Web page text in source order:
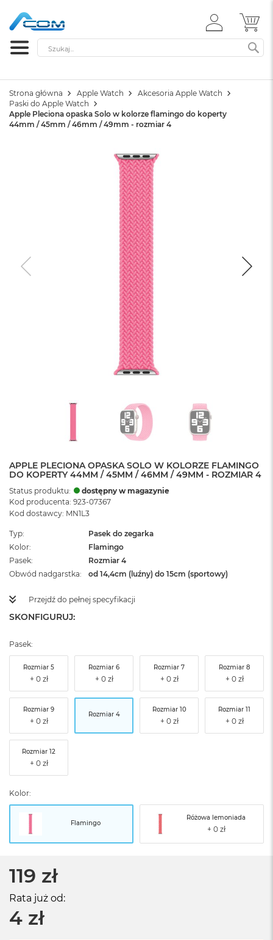
ZALOGUJ
SIĘ
Szukaj
Strona główna Apple Watch
Akcesoria Apple Watch
Paski do Apple Watch
Apple Pleciona opaska Solo w kolorze flamingo do koperty
44mm / 45mm / 46mm / 49mm - rozmiar 4
APPLE PLECIONA OPASKA SOLO W KOLORZE FLAMINGO
DO KOPERTY 44MM / 45MM / 46MM / 49MM - ROZMIAR 4
Status produktu:
dostępny w magazynie
Kod producenta: 923-07367
Kod dostawcy: MN1L3
Typ
Pasek do zegarka
Kolor
Flamingo
Pasek
Rozmiar 4
Obwód nadgarstka
od 14,4cm (luźny) do 15cm (sportowy)
Przejdź do pełnej specyfikacji
SKONFIGURUJ:
Pasek:
Rozmiar 5 Rozmiar 6 Rozmiar 7 Rozmiar 8
Rozmiar 9
Rozmiar 4
Rozmiar 10 Rozmiar 11
Rozmiar 12
Kolor:
Flamingo
Różowa lemoniada
119 zł
Rata już od:
4 zł